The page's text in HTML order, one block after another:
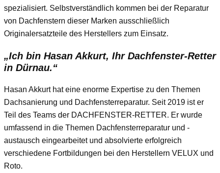
spezialisiert. Selbstverständlich kommen bei der Reparatur
von Dachfenstern dieser Marken ausschließlich
Originalersatzteile des Herstellers zum Einsatz.
„Ich bin Hasan Akkurt, Ihr Dachfenster-Retter
in Dürnau.“
Hasan Akkurt hat eine enorme Expertise zu den Themen
Dachsanierung und Dachfensterreparatur. Seit 2019 ist er
Teil des Teams der DACHFENSTER-RETTER. Er wurde
umfassend in die Themen Dachfensterreparatur und -
austausch eingearbeitet und absolvierte erfolgreich
verschiedene Fortbildungen bei den Herstellern VELUX und
Roto.